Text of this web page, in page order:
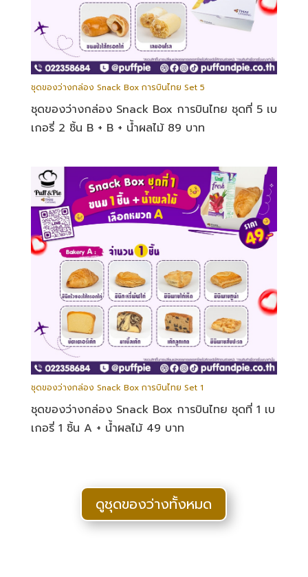
ชุดของว่างกล่อง Snack Box การบินไทย Set 5
ชุดของว่างกล่อง Snack Box การบินไทย ชุดที่ 5 เบ
เกอรี่ 2 ชิ้น B + B + น้ำผลไม้ 89 บาท
ชุดของว่างกล่อง Snack Box การบินไทย Set 1
ชุดของว่างกล่อง Snack Box การบินไทย ชุดที่ 1 เบ
เกอรี่ 1 ชิ้น A + น้ำผลไม้ 49 บาท
ดูชุดของว่างทั้งหมด